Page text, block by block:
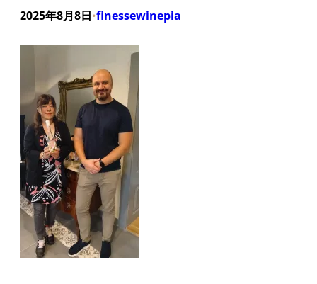
2025年8月8日•finessewinepia